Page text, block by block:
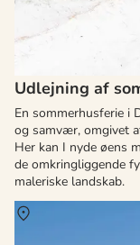
Udlejning af
En sommerhusferie i
og samvær, omgivet
Her kan I nyde øens
de omkringliggende
maleriske landskab.